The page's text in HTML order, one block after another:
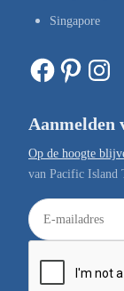
Singapore
Facebook Pinterest Instagram
Aanmelden
Op de hoogte
van Pacific Island
E
-